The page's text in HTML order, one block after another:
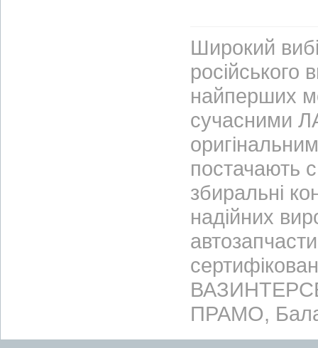
Широкий
найперших
сучасними
постачають
збиральні
надійних
ПРАМО,